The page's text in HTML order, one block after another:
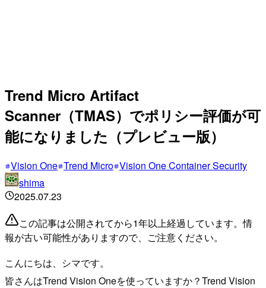
Trend Micro Artifact
Scanner（TMAS）でポリシー評価が可
能になりました（プレビュー版）
Vision One Trend Micro Vision One Container Security
shima
2025.07.23
この記事は公開されてから1年以上経過しています。情
報が古い可能性がありますので、ご注意ください。
こんにちは、シマです。
皆さんはTrend Vision Oneを使っていますか？Trend Vision